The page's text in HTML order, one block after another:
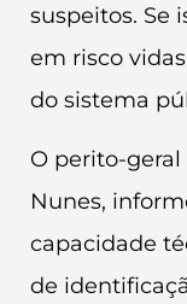
suspeitos. Se
em risco
do sistema
O perito-
Nunes,
capacidade
de